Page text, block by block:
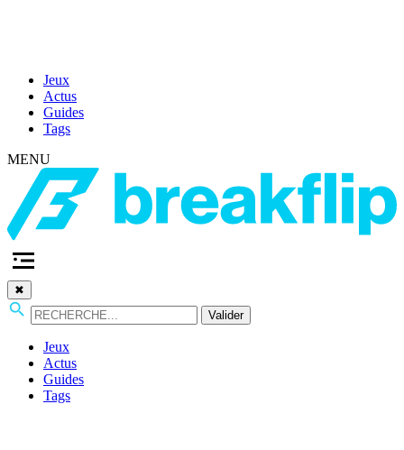
Jeux
Actus
Guides
Tags
MENU
✖
Valider
Jeux
Actus
Guides
Tags